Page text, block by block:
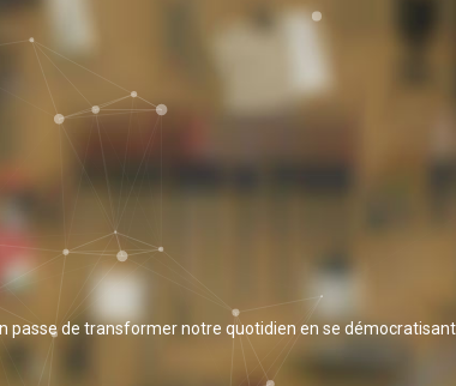
passe de transformer notre quotidien en se